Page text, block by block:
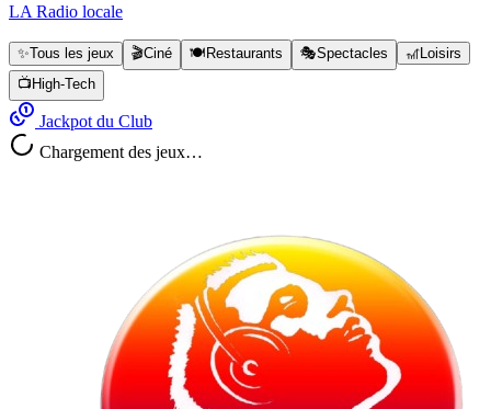
LA Radio locale
✨Tous les jeux 🎬Ciné 🍽️ Restaurants 🎭Spectacles 🎢 Loisirs
📺 High-Tech
Jackpot du Club
Chargement des jeux…